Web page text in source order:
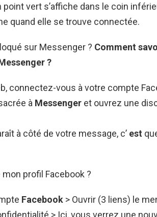
point vert s’affiche dans le coin
quand elle se trouve connectée.
sur Messenger ? Comment
?
connectez-vous à votre compte
à Messenger et ouvrez une
à côté de votre message, c’ est
profil Facebook ?
Facebook > Ouvrir (3 liens) le
> Ici, vous verrez une